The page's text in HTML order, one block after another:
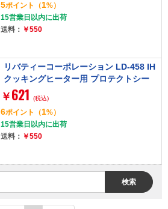
5ポイント （1%）
15営業日以内に出荷
送料： ￥550
リバティーコーポレーション LD-458 IH
クッキングヒーター用 プロテクトシー
ト IH用焼け焦げ防止 22cm ブラック
￥ 621 (税込)
6ポイント （1%）
15営業日以内に出荷
送料： ￥550
検索